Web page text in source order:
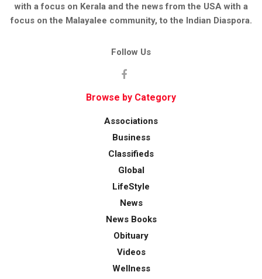
with a focus on Kerala and the news from the USA with a
focus on the Malayalee community, to the Indian Diaspora.
Follow Us
Browse by Category
Associations
Business
Classifieds
Global
LifeStyle
News
News Books
Obituary
Videos
Wellness